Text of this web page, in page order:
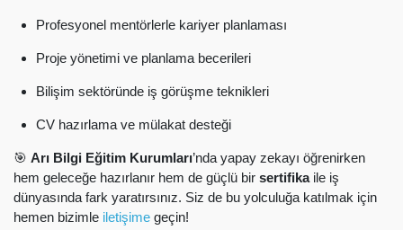
Profesyonel mentörlerle kariyer planlaması
Proje yönetimi ve planlama becerileri
Bilişim sektöründe iş görüşme teknikleri
CV hazırlama ve mülakat desteği
🎯 Arı Bilgi Eğitim Kurumları’nda yapay zekayı öğrenirken
hem geleceğe hazırlanır hem de güçlü bir sertifikaile iş
dünyasında fark yaratırsınız. Siz de bu yolculuğa katılmak için
hemen bizimle iletişime geçin!